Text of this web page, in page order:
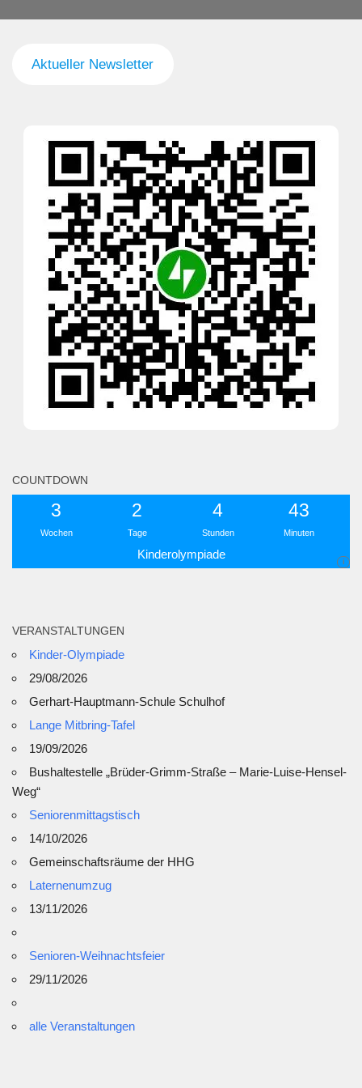
Aktueller Newsletter
COUNTDOWN
3
Wochen
2
Tage
4
Stunden
43
Minuten
Kinderolympiade
i
VERANSTALTUNGEN
Kinder-Olympiade
29/08/2026
Gerhart-Hauptmann-Schule Schulhof
Lange Mitbring-Tafel
19/09/2026
Bushaltestelle „Brüder-Grimm-Straße – Marie-Luise-Hensel-
Weg“
Seniorenmittagstisch
14/10/2026
Gemeinschaftsräume der HHG
Laternenumzug
13/11/2026
Senioren-Weihnachtsfeier
29/11/2026
alle Veranstaltungen